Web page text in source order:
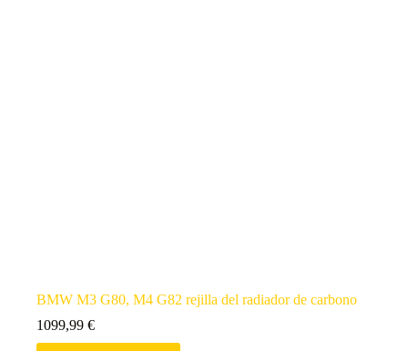
BMW M3 G80, M4 G82 rejilla del radiador de carbono
1099,99 €